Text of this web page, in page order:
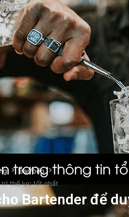
Bar/bếp
thể lực tốt nhất
Bartender để